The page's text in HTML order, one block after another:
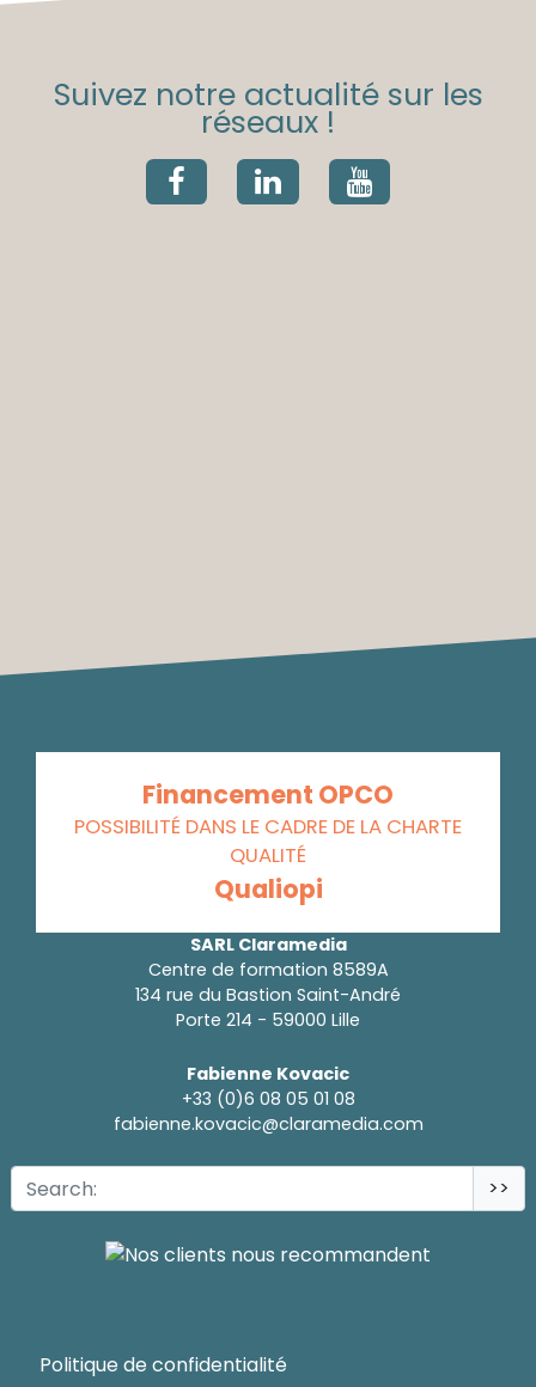
Suivez notre actualité sur les
réseaux !
Financement OPCO
POSSIBILITÉ DANS LE CADRE DE LA CHARTE
QUALITÉ
Qualiopi
SARL Claramedia
Centre de formation 8589A
134 rue du Bastion Saint-André
Porte 214 - 59000 Lille
Fabienne Kovacic
+33 (0)6 08 05 01 08
fabienne.kovacic@claramedia.com
>>
Politique de confidentialité